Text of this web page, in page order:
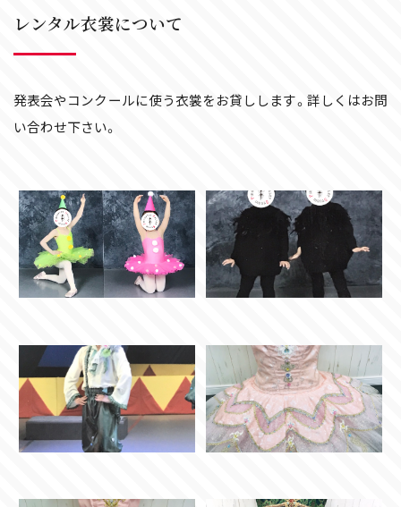
レンタル衣裳について
発表会やコンクールに使う衣裳をお貸しします。詳しくはお問
い合わせ下さい。